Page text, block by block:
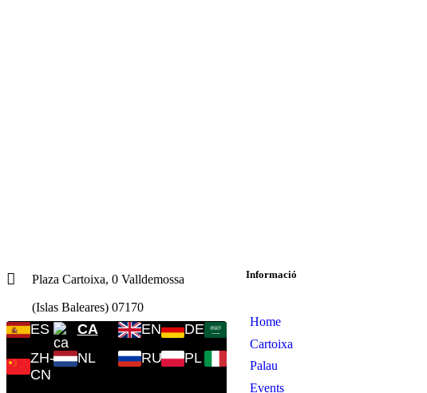
Plaza Cartoixa, 0 Valldemossa
(Islas Baleares) 07170
ES CA EN DE
ZH-
CN
NL RU PL
Informació
Home
Cartoixa
Palau
Events